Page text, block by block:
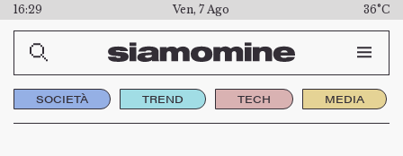
16:29 Ven, 7 Ago 36°C
SOCIETÀ TREND TECH MEDIA